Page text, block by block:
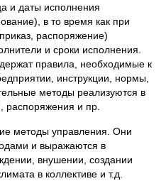
и даты исполнения
в то время как при
распоряжение)
и сроки исполнения.
правила, необходимые к
инструкции, нормы,
методы реализуются в
распоряжения и пр.
методы управления. Они
и выражаются в
внушении, создании
в коллективе и т.д.